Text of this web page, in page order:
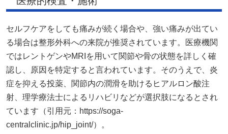
セルフケアをしても痛みが続く場合や、強い痛みが出てい
る場合は整形外科への来院が推奨されています。医療機関
ではレントゲンやMRIを用いて関節や骨の状態を詳しく確
認し、原因を特定すると言われています。そのうえで、炎
症を抑える投薬、関節内の潤滑を助けるヒアルロン酸注
射、理学療法士によるリハビリなどが選択肢になるとされ
ています（引用元：https://soga-
centralclinic.jp/hip_joint/）。